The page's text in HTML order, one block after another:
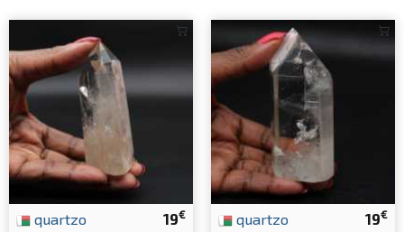
19€
quartzo 19€
quartzo